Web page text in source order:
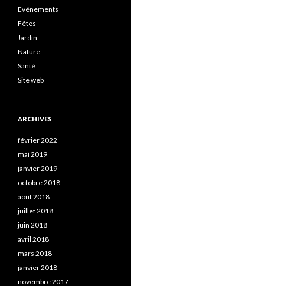
Evénements
Fêtes
Jardin
Nature
Santé
Site web
ARCHIVES
février 2022
mai 2019
janvier 2019
octobre 2018
août 2018
juillet 2018
juin 2018
avril 2018
mars 2018
janvier 2018
novembre 2017